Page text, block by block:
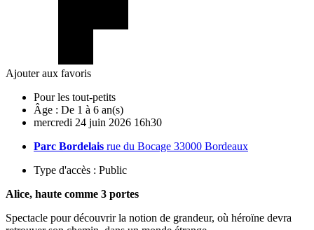
Ajouter aux favoris
Pour les tout-petits
Âge : De 1 à 6 an(s)
mercredi 24 juin 2026 16h30
Parc Bordelais rue du Bocage 33000 Bordeaux
Type d'accès : Public
Alice, haute comme 3 portes
Spectacle pour découvrir la notion de grandeur, où héroïne devra